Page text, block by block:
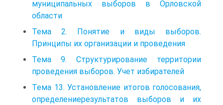
муниципальных выборов в Орловской
области
Тема 2. Понятие и виды выборов.
Принципы их организации и проведения
Тема 9. Структурирование территории
проведения выборов. Учет избирателей
Тема 13. Установление итогов голосования,
определениерезультатов выборов и их